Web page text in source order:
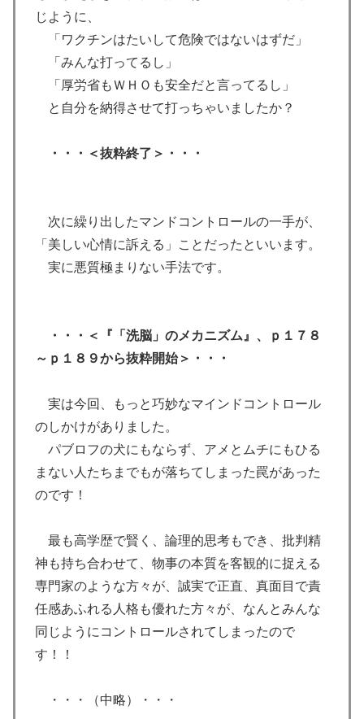
じように、
「ワクチンはたいして危険ではないはずだ」
「みんな打ってるし」
「厚労省もＷＨＯも安全だと言ってるし」
と自分を納得させて打っちゃいましたか？
・・・＜抜粋終了＞・・・
次に繰り出したマンドコントロールの一手が、
「美しい心情に訴える」ことだったといいます。
実に悪質極まりない手法です。
・・・＜『「洗脳」のメカニズム』、ｐ１７８
～ｐ１８９から抜粋開始＞・・・
実は今回、もっと巧妙なマインドコントロール
のしかけがありました。
パブロフの犬にもならず、アメとムチにもひる
まない人たちまでもが落ちてしまった罠があった
のです！
最も高学歴で賢く、論理的思考もでき、批判精
神も持ち合わせて、物事の本質を客観的に捉える
専門家のような方々が、誠実で正直、真面目で責
任感あふれる人格も優れた方々が、なんとみんな
同じようにコントロールされてしまったので
す！！
・・・（中略）・・・